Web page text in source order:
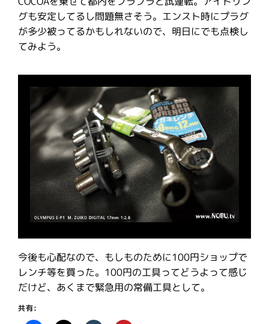
グも安定してるし問題無さそう。エンスト時にプラグ
が多少被ってるかもしれないので、明日にでも点検し
てみよう。
今後も心配なので、もしものために100円ショップで
レンチ等を買った。100円の工具ってどうよって感じ
だけど、あくまで緊急用の常備工具として。
共有: